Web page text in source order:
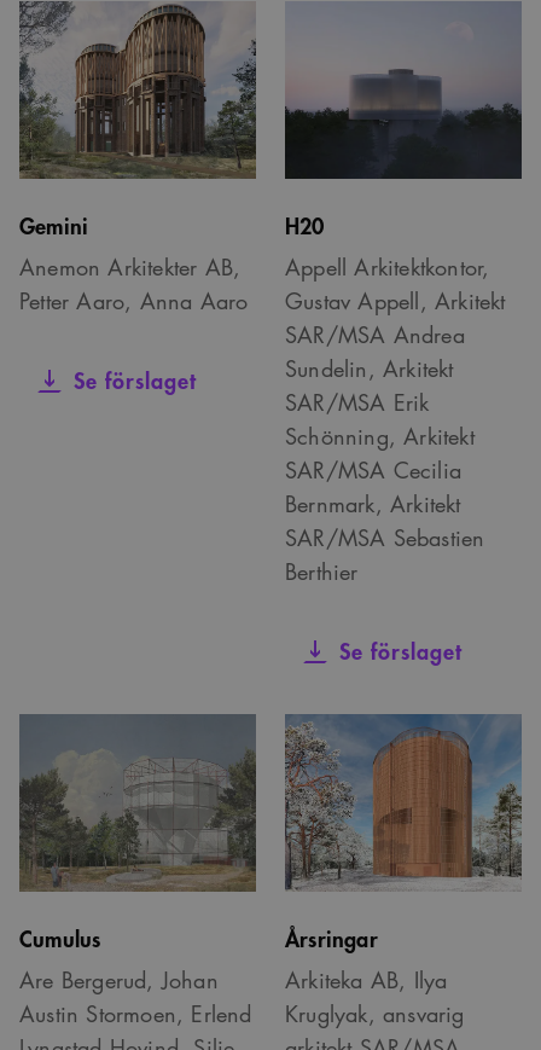
Gemini
Anemon Arkitekter AB,
Petter Aaro, Anna Aaro
Se förslaget
H20
Appell Arkitektkontor,
Gustav Appell, Arkitekt
SAR/MSA Andrea
Sundelin, Arkitekt
SAR/MSA Erik
Schönning, Arkitekt
SAR/MSA Cecilia
Bernmark, Arkitekt
SAR/MSA Sebastien
Berthier
Se förslaget
Cumulus
Are Bergerud, Johan
Austin Stormoen, Erlend
Årsringar
Arkiteka AB, Ilya
Kruglyak, ansvarig